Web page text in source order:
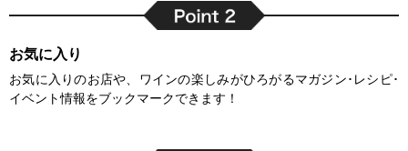
お気に入り
お気に入りのお店や、ワインの楽しみがひろがるマガジン･レシピ･
イベント情報をブックマークできます！